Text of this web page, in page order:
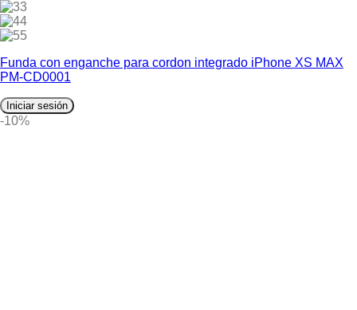
3
4
5
Funda con enganche para cordon integrado iPhone XS MAX
PM-CD0001
Iniciar sesión
-10%